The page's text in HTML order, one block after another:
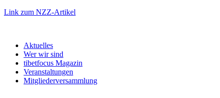
Link zum NZZ-Artikel
Aktuelles
Wer wir sind
tibetfocus Magazin
Veranstaltungen
Mitgliederversammlung